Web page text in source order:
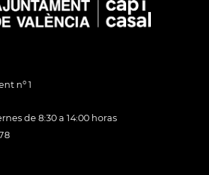
nº 1
de 8:30 a 14:00 horas